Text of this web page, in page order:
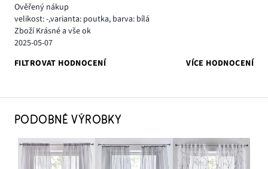
Ověřený nákup
velikost: -,varianta: poutka, barva: bílá
Zboží Krásné a vše ok
2025-05-07
FILTROVAT HODNOCENÍ
VÍCE HODNOCENÍ
PODOBNÉ VÝROBKY